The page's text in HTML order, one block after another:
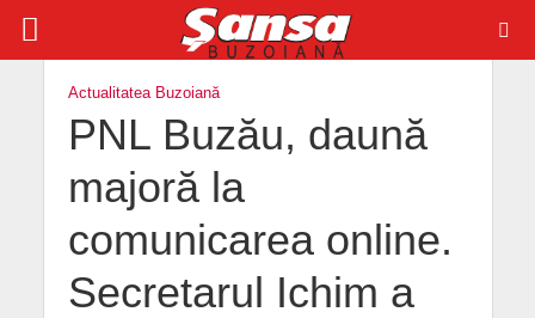
Actualitatea Buzoiană
PNL Buzău, daună
majoră la
comunicarea online.
Secretarul Ichim a